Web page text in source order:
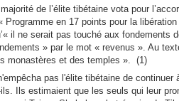
de l’élite tibétaine vota pour
en 17 points pour la
il ne serait pas touché aux fondements
» par le mot « revenus ». Au
monastères et des temples ». (1)
pas l'élite tibétaine de continuer
Ils estimaient que les seuls qui leur